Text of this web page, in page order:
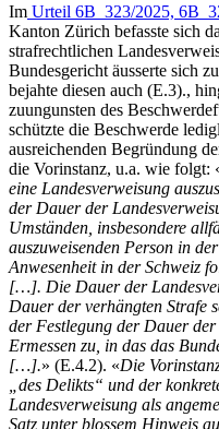
Im Urteil 6B_323/2025,
Kanton Zürich befasste sich
strafrechtlichen
Bundesgericht äusserte sich
bejahte diesen auch (E.3).,
zuungunsten des
schützte die Beschwerde
ausreichenden Begründung
die Vorinstanz, u.a. wie folgt:
eine Landesverweisung
der Dauer der
Umständen, insbesondere
auszuweisenden Person in
Anwesenheit in der Schweiz
[…]. Die Dauer der
Dauer der verhängten
der Festlegung der Dauer
Ermessen zu, in das das
[…].» (E.4.2). «Die
„des Delikts“ und der
Landesverweisung als
Satz unter blossem Hinweis